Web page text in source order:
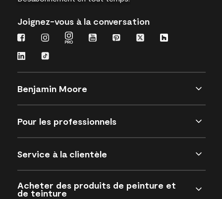
Joignez-vous à la conversation
Benjamin Moore
Pour les professionnels
Service à la clientèle
Acheter des produits de peinture et
de teinture